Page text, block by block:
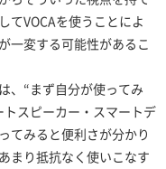
てVOCAを使うことによ
一変する可能性があるこ
、“まず自分が使ってみ
スピーカー・スマートデ
てみると便利さが分かり
まり抵抗なく使いこなす